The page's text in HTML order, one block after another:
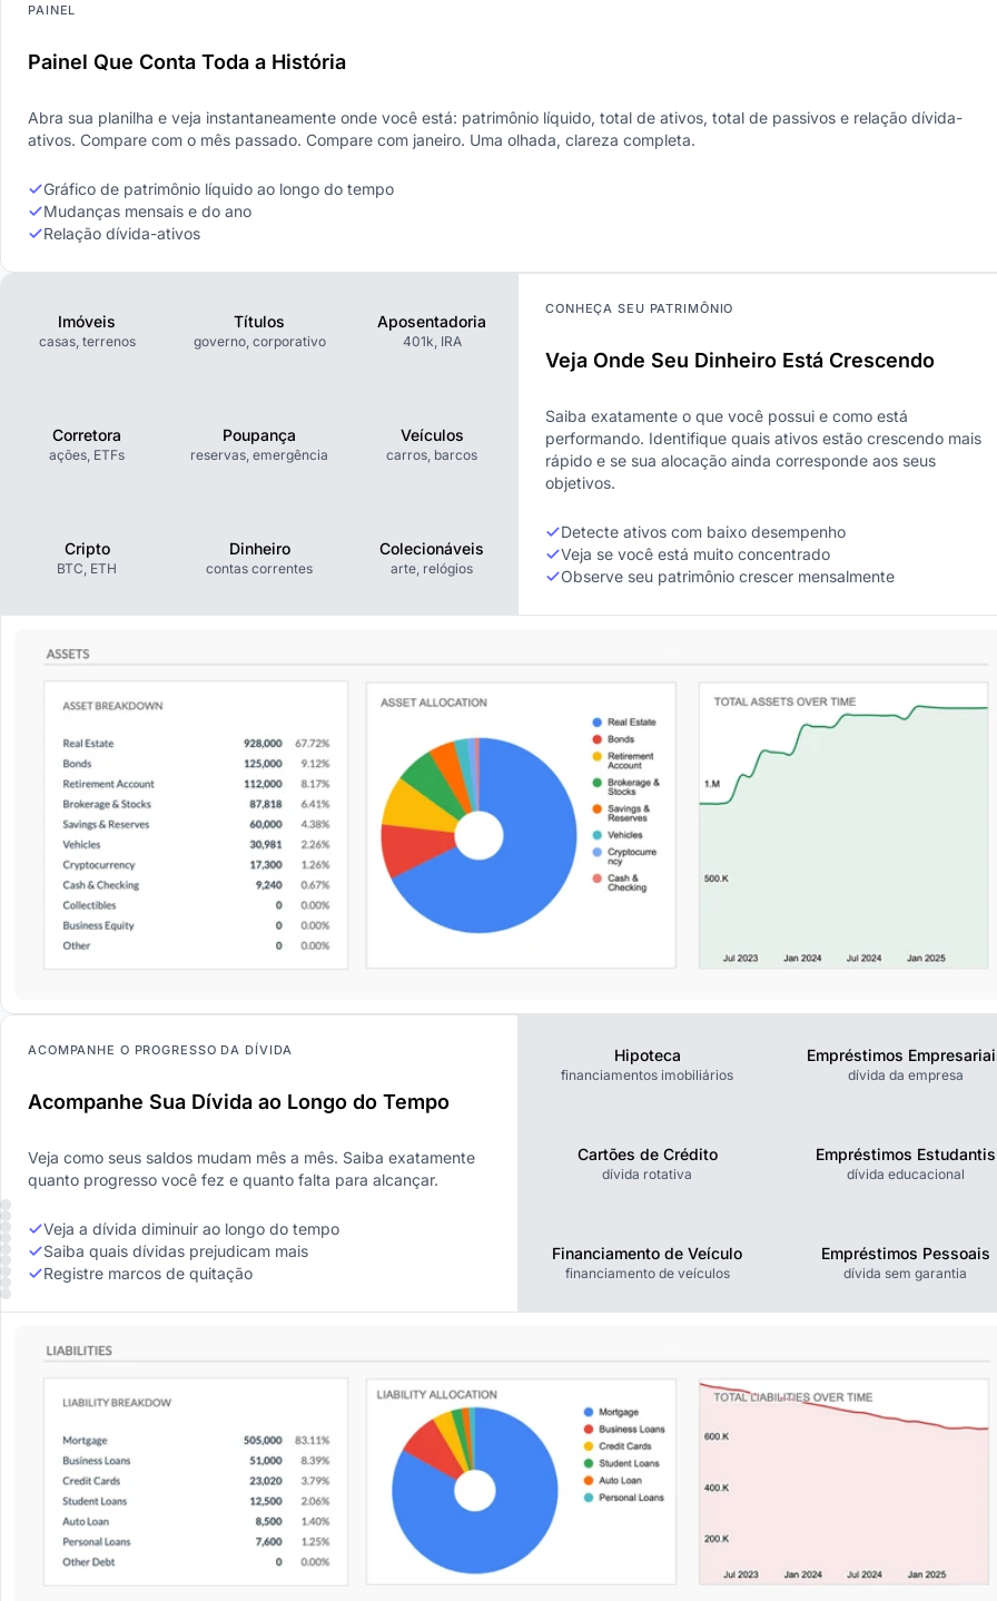
PAINEL
Painel Que Conta Toda a História
Abra sua planilha e veja instantaneamente onde você está: patrimônio líquido, total de ativos, total de passivos e relação dívida-
ativos. Compare com o mês passado. Compare com janeiro. Uma olhada, clareza completa.
Gráfico de patrimônio líquido ao longo do tempo
Mudanças mensais e do ano
Relação dívida-ativos
CONHEÇA SEU PATRIMÔNIO
Veja Onde Seu Dinheiro Está Crescendo
Saiba exatamente o que você possui e como está
performando. Identifique quais ativos estão crescendo mais
rápido e se sua alocação ainda corresponde aos seus
objetivos.
Detecte ativos com baixo desempenho
Veja se você está muito concentrado
Observe seu patrimônio crescer mensalmente
Imóveis
casas, terrenos
Títulos
governo, corporativo
Aposentadoria
401k, IRA
Corretora
ações, ETFs
Poupança
reservas, emergência
Veículos
carros, barcos
Cripto
BTC, ETH
Dinheiro
contas correntes
Colecionáveis
arte, relógios
ACOMPANHE O PROGRESSO DA DÍVIDA
Acompanhe Sua Dívida ao Longo do Tempo
Veja como seus saldos mudam mês a mês. Saiba exatamente
quanto progresso você fez e quanto falta para alcançar.
Veja a dívida diminuir ao longo do tempo
Saiba quais dívidas prejudicam mais
Registre marcos de quitação
Hipoteca
financiamentos imobiliários
Empréstimos
dívida da empresa
Cartões de Crédito
dívida rotativa
Empréstimos Estudantis
dívida educacional
Financiamento de Veículo
financiamento de veículos
Empréstimos Pessoais
dívida sem garantia